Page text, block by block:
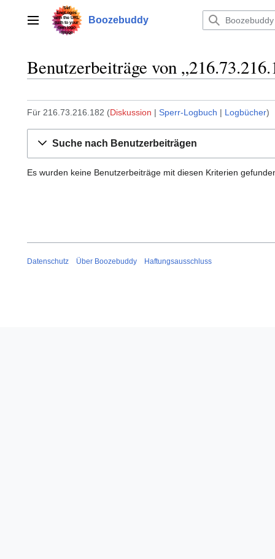
springenHauptmenü Boozebuddy
Benutzerbeiträge von
Für 216.73.216.182 Diskussion Sperr-Logbuch Logbücher
Suche nach Benutzerbeiträgen
Es wurden keine Benutzerbeiträge mit diesen Kriterien
Datenschutz Über Boozebuddy Haftungsausschluss